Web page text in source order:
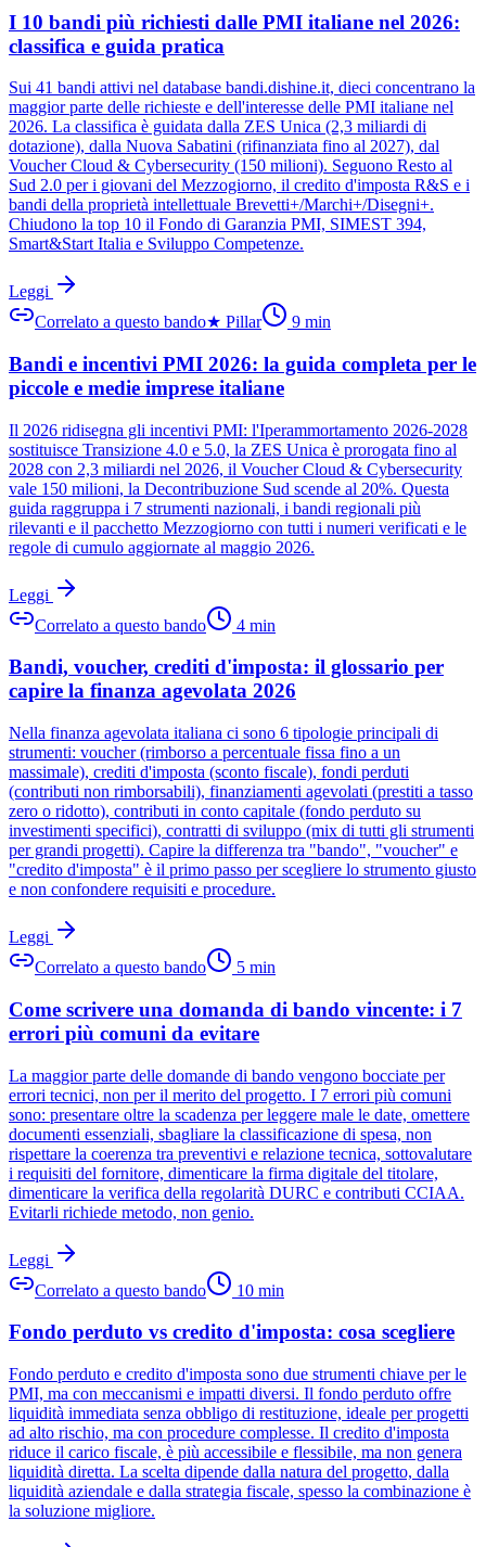
I 10 bandi più richiesti dalle PMI italiane nel 2026:
classifica e guida pratica
Sui 41 bandi attivi nel database bandi.dishine.it, dieci concentrano la
maggior parte delle richieste e dell'interesse delle PMI italiane nel
2026. La classifica è guidata dalla ZES Unica (2,3 miliardi di
dotazione), dalla Nuova Sabatini (rifinanziata fino al 2027), dal
Voucher Cloud & Cybersecurity (150 milioni). Seguono Resto al
Sud 2.0 per i giovani del Mezzogiorno, il credito d'imposta R&S e i
bandi della proprietà intellettuale Brevetti+/Marchi+/Disegni+.
Chiudono la top 10 il Fondo di Garanzia PMI, SIMEST 394,
Smart&Start Italia e Sviluppo Competenze.
Leggi
Correlato a questo bando★ Pillar 9 min
Bandi e incentivi PMI 2026: la guida completa per le
piccole e medie imprese italiane
Il 2026 ridisegna gli incentivi PMI: l'Iperammortamento 2026-2028
sostituisce Transizione 4.0 e 5.0, la ZES Unica è prorogata fino al
2028 con 2,3 miliardi nel 2026, il Voucher Cloud & Cybersecurity
vale 150 milioni, la Decontribuzione Sud scende al 20%. Questa
guida raggruppa i 7 strumenti nazionali, i bandi regionali più
rilevanti e il pacchetto Mezzogiorno con tutti i numeri verificati e le
regole di cumulo aggiornate al maggio 2026.
Leggi
Correlato a questo bando
4 min
Bandi, voucher, crediti d'imposta: il glossario per
capire la finanza agevolata 2026
Nella finanza agevolata italiana ci sono 6 tipologie principali di
strumenti: voucher (rimborso a percentuale fissa fino a un
massimale), crediti d'imposta (sconto fiscale), fondi perduti
(contributi non rimborsabili), finanziamenti agevolati (prestiti a tasso
zero o ridotto), contributi in conto capitale (fondo perduto su
investimenti specifici), contratti di sviluppo (mix di tutti gli strumenti
per grandi progetti). Capire la differenza tra "bando", "voucher" e
"credito d'imposta" è il primo passo per scegliere lo strumento giusto
e non confondere requisiti e procedure.
Leggi
Correlato a questo bando
5 min
Come scrivere una domanda di bando vincente: i 7
errori più comuni da evitare
La maggior parte delle domande di bando vengono bocciate per
errori tecnici, non per il merito del progetto. I 7 errori più comuni
sono: presentare oltre la scadenza per leggere male le date, omettere
documenti essenziali, sbagliare la classificazione di spesa, non
rispettare la coerenza tra preventivi e relazione tecnica, sottovalutare
i requisiti del fornitore, dimenticare la firma digitale del titolare,
dimenticare la verifica della regolarità DURC e contributi CCIAA.
Evitarli richiede metodo, non genio.
Leggi
Correlato a questo bando
10 min
Fondo perduto vs credito d'imposta: cosa scegliere
Fondo perduto e credito d'imposta sono due strumenti chiave per le
PMI, ma con meccanismi e impatti diversi. Il fondo perduto offre
liquidità immediata senza obbligo di restituzione, ideale per progetti
ad alto rischio, ma con procedure complesse. Il credito d'imposta
riduce il carico fiscale, è più accessibile e flessibile, ma non genera
liquidità diretta. La scelta dipende dalla natura del progetto, dalla
liquidità aziendale e dalla strategia fiscale, spesso la combinazione è
la soluzione migliore.